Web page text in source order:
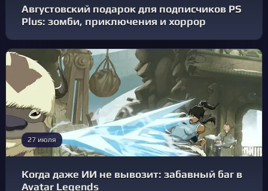
Августовский подарок для подписчиков PS
Plus: зомби, приключения и хоррор
27 июля
Когда даже ИИ не вывозит: забавный баг в
Avatar Legends